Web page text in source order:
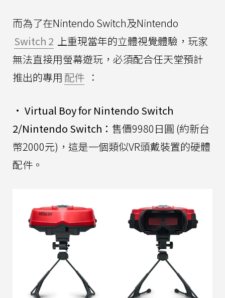
而為了在Nintendo Switch及Nintendo
Switch 2 上重現當年的立體視覺體驗，玩家
無法直接用螢幕遊玩，必須配合任天堂預計
推出的專用 配件 ：
• Virtual Boy for Nintendo Switch
2/Nintendo Switch： 售價9980日圓 (約新台
幣2000元)，這是一個類似VR頭戴裝置的硬體
配件。